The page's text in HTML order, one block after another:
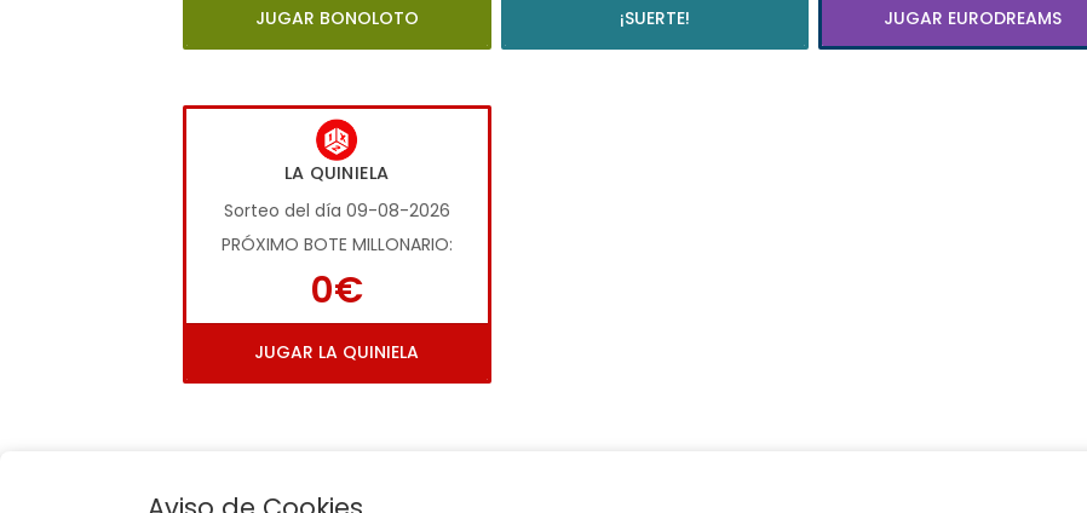
JUGAR BONOLOTO ¡SUERTE! JUGAR EURODREAMS
LA QUINIELA
Sorteo del día 09-08-2026
PRÓXIMO BOTE MILLONARIO:
0€
JUGAR LA QUINIELA